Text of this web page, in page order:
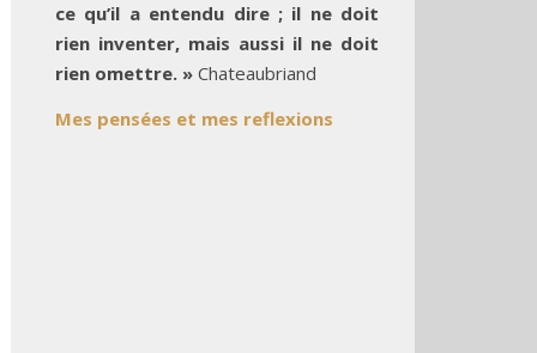
ce qu’il a entendu dire ; il ne doit
rien inventer, mais aussi il ne doit
rien omettre. » Chateaubriand
Mes pensées et mes reflexions